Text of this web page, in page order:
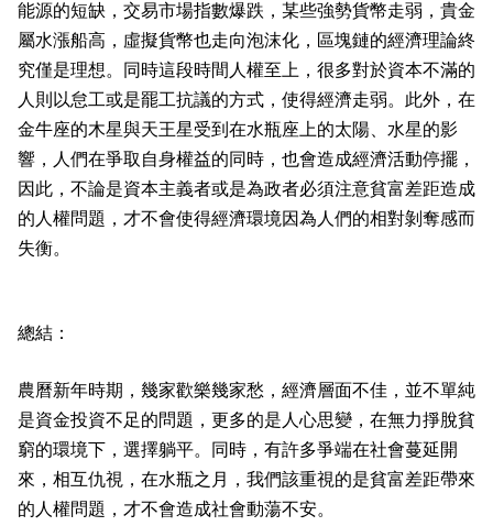
能源的短缺，交易市場指數爆跌，某些強勢貨幣走弱，貴金
屬水漲船高，虛擬貨幣也走向泡沫化，區塊鏈的經濟理論終
究僅是理想。同時這段時間人權至上，很多對於資本不滿的
人則以怠工或是罷工抗議的方式，使得經濟走弱。此外，在
金牛座的木星與天王星受到在水瓶座上的太陽、水星的影
響，人們在爭取自身權益的同時，也會造成經濟活動停擺，
因此，不論是資本主義者或是為政者必須注意貧富差距造成
的人權問題，才不會使得經濟環境因為人們的相對剝奪感而
失衡。
總結：
農曆新年時期，幾家歡樂幾家愁，經濟層面不佳，並不單純
是資金投資不足的問題，更多的是人心思變，在無力掙脫貧
窮的環境下，選擇躺平。同時，有許多爭端在社會蔓延開
來，相互仇視，在水瓶之月，我們該重視的是貧富差距帶來
的人權問題，才不會造成社會動蕩不安。